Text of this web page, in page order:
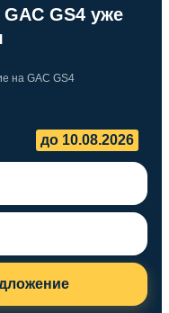
GS4 уже
на GAC GS4
до 10.08.2026